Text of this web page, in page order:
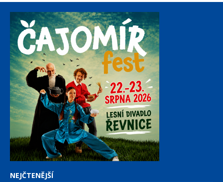
NEJČTENĚJŠÍ